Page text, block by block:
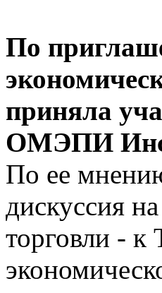
По
приняла
ОМЭПИ
По ее
дискуссия
торговли -